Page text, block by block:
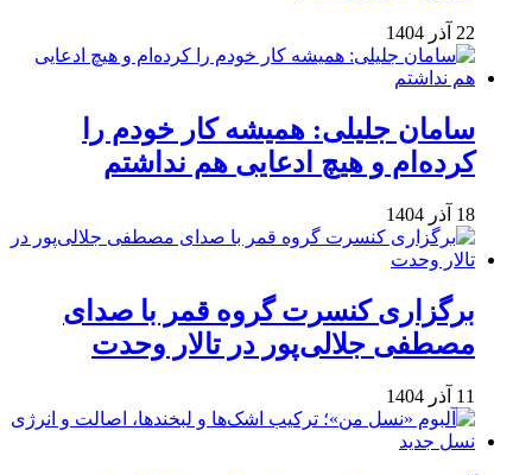
22 آذر 1404
سامان جلیلی: همیشه کار خودم را
کرده‌ام و هیچ ادعایی هم نداشتم
18 آذر 1404
برگزاری کنسرت گروه قمر با صدای
مصطفی جلالی‌پور در تالار وحدت
11 آذر 1404